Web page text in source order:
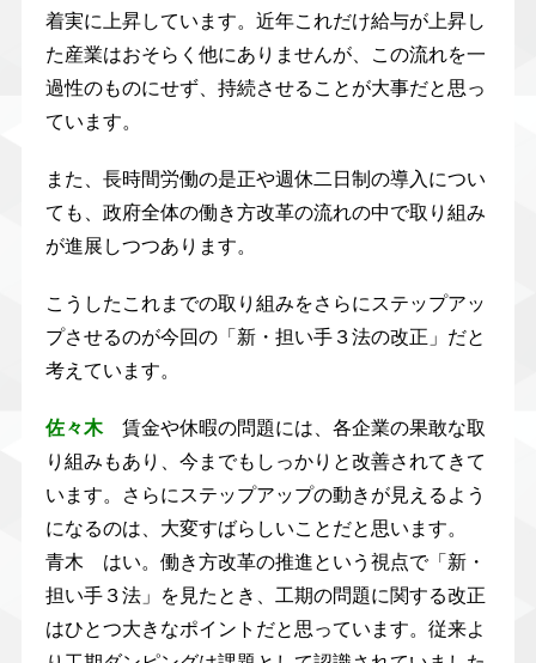
着実に上昇しています。近年これだけ給与が上昇し
た産業はおそらく他にありませんが、この流れを一
過性のものにせず、持続させることが大事だと思っ
ています。
また、長時間労働の是正や週休二日制の導入につい
ても、政府全体の働き方改革の流れの中で取り組み
が進展しつつあります。
こうしたこれまでの取り組みをさらにステップアッ
プさせるのが今回の「新・担い手３法の改正」だと
考えています。
佐々木賃金や休暇の問題には、各企業の果敢な取
り組みもあり、今までもしっかりと改善されてきて
います。さらにステップアップの動きが見えるよう
になるのは、大変すばらしいことだと思います。
青木 はい。働き方改革の推進という視点で「新・
担い手３法」を見たとき、工期の問題に関する改正
はひとつ大きなポイントだと思っています。従来よ